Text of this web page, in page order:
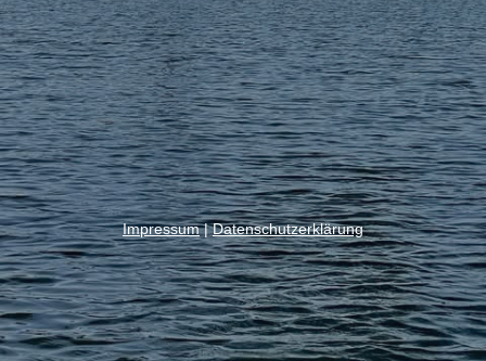
Impressum|Datenschutzerklärung